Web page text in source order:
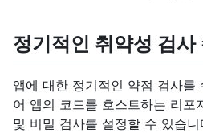
정기적인 취약성 검사
앱에 대한 정기적인 약점 검사를
어 앱의 코드를 호스트하는 리포
및 비밀 검사를 설정할 수 있습